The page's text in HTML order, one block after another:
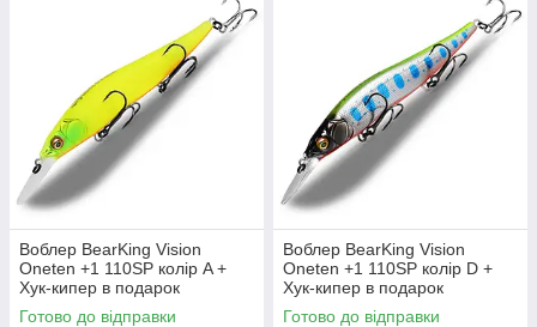
Воблер BearKing Vision
Oneten +1 110SP колір A +
Хук-кипер в подарок
Готово до відправки
Воблер BearKing Vision
Oneten +1 110SP колір D +
Хук-кипер в подарок
Готово до відправки